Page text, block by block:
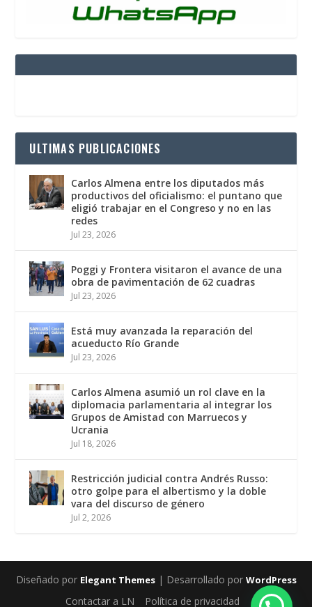
ULTIMAS PUBLICACIONES
Carlos Almena entre los diputados más
productivos del oficialismo: el puntano que
eligió trabajar en el Congreso y no en las
redes
Jul 23, 2026
Poggi y Frontera visitaron el avance de una
obra de pavimentación de 62 cuadras
Jul 23, 2026
Está muy avanzada la reparación del
acueducto Río Grande
Jul 23, 2026
Carlos Almena asumió un rol clave en la
diplomacia parlamentaria al integrar los
Grupos de Amistad con Marruecos y
Ucrania
Jul 18, 2026
Restricción judicial contra Andrés Russo:
otro golpe para el albertismo y la doble
vara del discurso de género
Jul 2, 2026
Diseñado por Elegant Themes| Desarrollado por WordPress
Contactar a LN Política de privacidad